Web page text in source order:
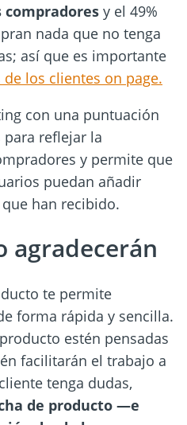
y el 49%
nada que no tenga
así que es importante
los clientes on page.
con una puntuación
reflejar la
y permite que
puedan añadir
han recibido.
agradecerán
te permite
forma rápida y sencilla.
estén pensadas
facilitarán el trabajo a
tenga dudas,
de producto —e